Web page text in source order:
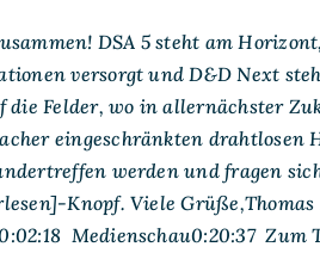
DSA 5 steht am
versorgt und D&D Next
die Felder, wo in allernächster
eingeschränkten
werden und fragen
Knopf. Viele
Medienschau0:20:37 Zum